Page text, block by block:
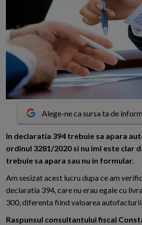
Alege-ne ca sursa ta de
In declaratia 394 trebuie sa apara
ordinul 3281/2020 si nu imi este clar
trebuie sa apara sau nu in formular.
Am sesizat acest lucru dupa ce am
declaratia 394, care nu erau egale cu
300, diferenta fiind valoarea
Raspunsul consultantului fiscal